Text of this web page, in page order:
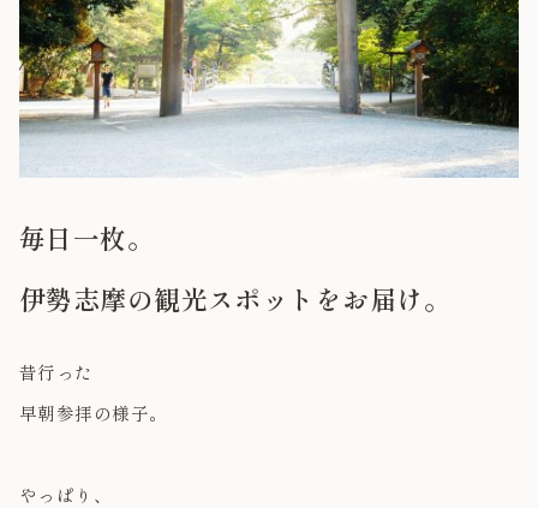
毎日一枚。
伊勢志摩の観光スポットをお届け。
昔行った
早朝参拝の様子。
やっぱり、